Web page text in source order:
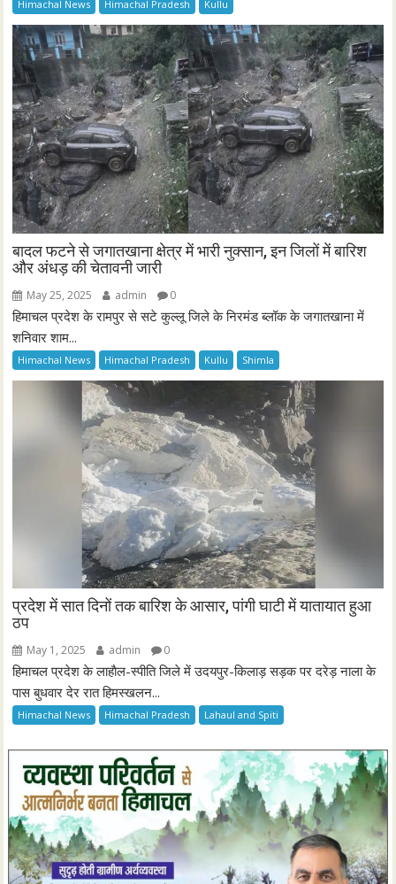
Himachal News Himachal Pradesh Kullu
बादल फटने से जगातखाना क्षेत्र में भारी नुक्सान, इन जिलों में बारिश
और अंधड़ की चेतावनी जारी
May 25, 2025 admin 0
हिमाचल प्रदेश के रामपुर से सटे कुल्लू जिले के निरमंड ब्लॉक के जगातखाना में
शनिवार शाम...
Himachal News Himachal Pradesh Kullu Shimla
प्रदेश में सात दिनों तक बारिश के आसार, पांगी घाटी में यातायात हुआ
ठप
May 1, 2025 admin 0
हिमाचल प्रदेश के लाहाैल-स्पीति जिले में उदयपुर-किलाड़ सड़क पर दरेड़ नाला के
पास बुधवार देर रात हिमस्खलन...
Himachal News Himachal Pradesh Lahaul and Spiti